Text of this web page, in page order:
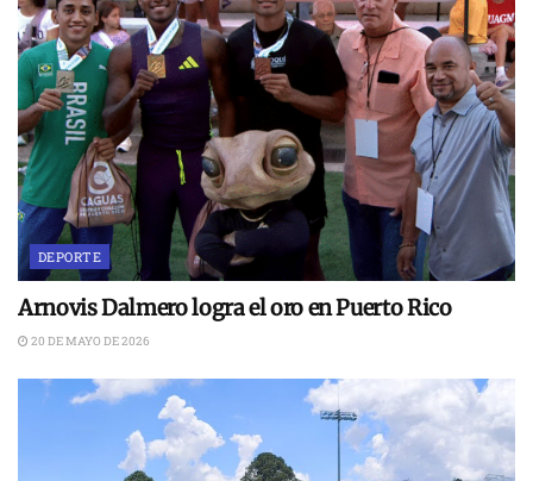
DEPORTE
Arnovis Dalmero logra el oro en Puerto Rico
20 DE MAYO DE 2026